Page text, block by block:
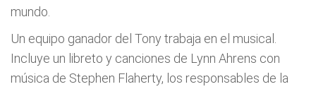
mundo.
Un equipo ganador del Tony trabaja en el musical.
Incluye un libreto y canciones de Lynn Ahrens con
música de Stephen Flaherty, los responsables de la